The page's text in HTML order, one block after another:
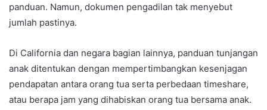
panduan. Namun, dokumen pengadilan tak menyebut
jumlah pastinya.
Di California dan negara bagian lainnya, panduan tunjangan
anak ditentukan dengan mempertimbangkan kesenjagan
pendapatan antara orang tua serta perbedaan timeshare,
atau berapa jam yang dihabiskan orang tua bersama anak.